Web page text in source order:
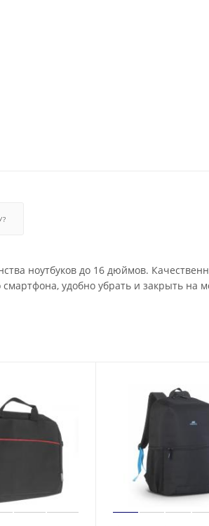
ноутбуков до 16 дюймов.
удобно убрать и закрыть на